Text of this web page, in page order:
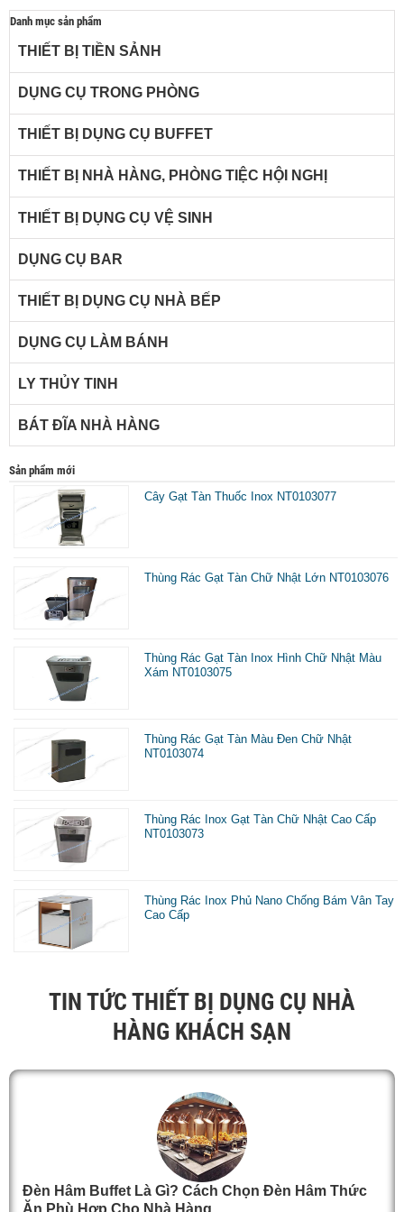
Danh mục sản phẩm
THIẾT BỊ TIỀN SẢNH
DỤNG CỤ TRONG PHÒNG
THIẾT BỊ DỤNG CỤ BUFFET
THIẾT BỊ NHÀ HÀNG, PHÒNG TIỆC HỘI NGHỊ
THIẾT BỊ DỤNG CỤ VỆ SINH
DỤNG CỤ BAR
THIẾT BỊ DỤNG CỤ NHÀ BẾP
DỤNG CỤ LÀM BÁNH
LY THỦY TINH
BÁT ĐĨA NHÀ HÀNG
Sản phẩm mới
Cây Gạt Tàn Thuốc Inox NT0103077
Thùng Rác Gạt Tàn Chữ Nhật Lớn NT0103076
Thùng Rác Gạt Tàn Inox Hình Chữ Nhật Màu
Xám NT0103075
Thùng Rác Gạt Tàn Màu Đen Chữ Nhật
NT0103074
Thùng Rác Inox Gạt Tàn Chữ Nhật Cao Cấp
NT0103073
Thùng Rác Inox Phủ Nano Chống Bám Vân Tay
Cao Cấp
TIN TỨC THIẾT BỊ DỤNG CỤ NHÀ
HÀNG KHÁCH SẠN
Đèn Hâm Buffet Là Gì? Cách Chọn Đèn Hâm Thức
Ăn Phù Hợp Cho Nhà Hàng